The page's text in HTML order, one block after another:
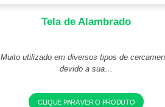
Tela de Alambrado
Muito utilizado em diversos tipos de
devido a sua…
CLIQUE PARA VER O PRODUTO